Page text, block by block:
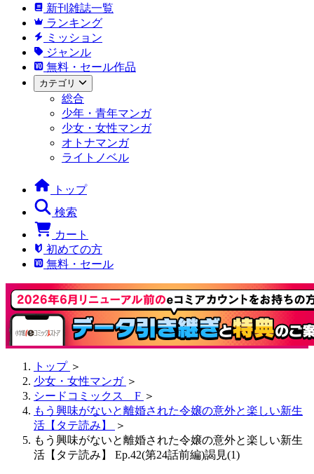
新刊雑誌一覧
ランキング
ミッション
ジャンル
無料・セール作品
カテゴリ
総合
少年・青年マンガ
少女・女性マンガ
オトナマンガ
ライトノベル
トップ
検索
カート
初めての方
無料・セール
トップ ＞
少女・女性マンガ ＞
シードコミックス F ＞
もう興味がないと離婚された令嬢の意外と楽しい新生
活【タテ読み】
＞
もう興味がないと離婚された令嬢の意外と楽しい新生
活【タテ読み】 Ep.42(第24話前編)謁見(1)